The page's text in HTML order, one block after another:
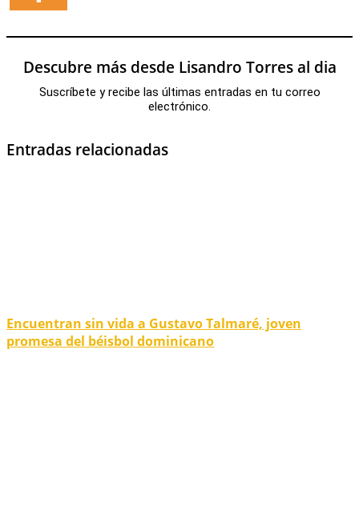
Descubre más desde Lisandro Torres al dia
Suscríbete y recibe las últimas entradas en tu correo
electrónico.
Entradas relacionadas
Encuentran sin vida a Gustavo Talmaré, joven
promesa del béisbol dominicano